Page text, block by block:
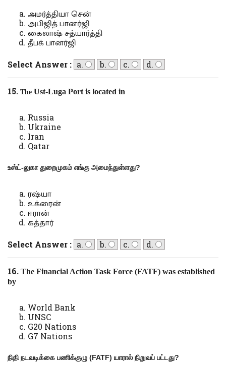
அமர்த்தியா சென்
அபிஜித் பானர்ஜி
கைலாஷ் சத்யார்த்தி
தீபக் பானர்ஜி
Select Answer : a. b. c. d.
15.The Ust-Luga Port is located in
Russia
Ukraine
Iran
Qatar
உஸ்ட்-லுகா துறைமுகம் எங்கு அமைந்துள்ளது?
ரஷ்யா
உக்ரைன்
ஈரான்
கத்தார்
Select Answer : a. b. c. d.
16.The Financial Action Task Force (FATF) was established
by
World Bank
UNSC
G20 Nations
G7 Nations
நிதி நடவடிக்கை பணிக்குழு (FATF)யாரால் நிறுவப் பட்டது?